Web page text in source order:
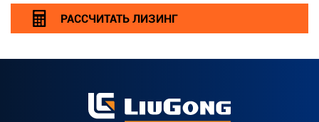
РАССЧИТАТЬ ЛИЗИНГ